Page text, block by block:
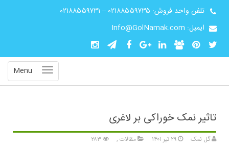
تلفن واحد فروش: ۰۲۱۸۸۵۵۹۷۳۵ – ۰۲۱۸۸۵۵۹۷۳۱
ایمیل: Info@GolNamak.com
Menu
تاثیر نمک خوراکی بر لاغری
گل نمک مقالات ,